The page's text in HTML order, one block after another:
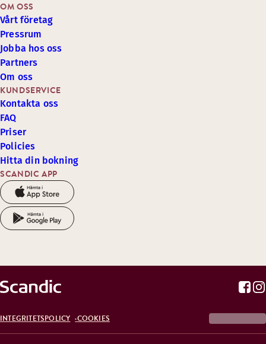
SCANDIC APP
KUNDSERVICE
Kontakta oss
FAQ
Priser
Policies
Hitta din bokning
OM OSS
Vårt företag
Pressrum
Jobba hos oss
Partners
Om oss
INTEGRITETSPOLICY COOKIES